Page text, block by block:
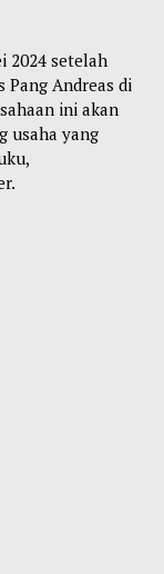
2024 setelah
Andreas di
ini akan
usaha yang